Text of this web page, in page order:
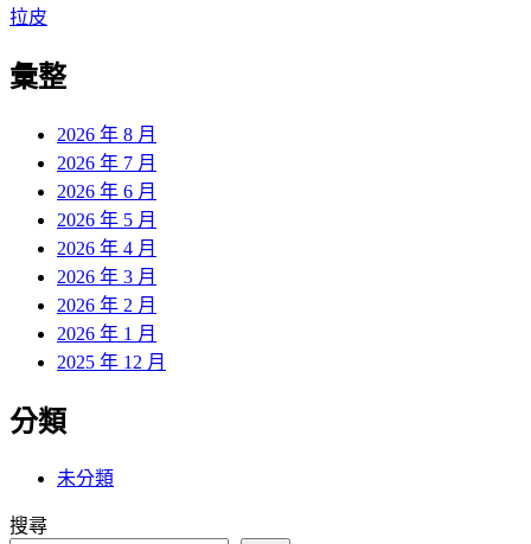
導
覽
拉皮
彙整
2026 年 8 月
2026 年 7 月
2026 年 6 月
2026 年 5 月
2026 年 4 月
2026 年 3 月
2026 年 2 月
2026 年 1 月
2025 年 12 月
分類
未分類
搜尋